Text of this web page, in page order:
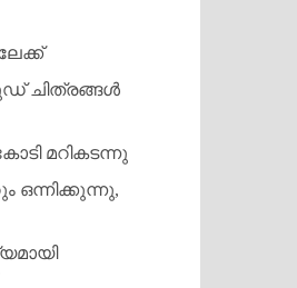
ചിത്രങ്ങള്‍
മറികടന്നു